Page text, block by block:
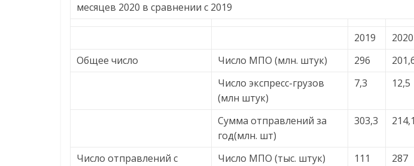
месяцев 2020 в сравнении с 2019
2019
2020
Общее число
Число МПО (млн. штук) 296
Число экспресс-грузов
(млн штук)
7,3 12,5
Сумма отправлений за
год(млн. шт)
303,3 214,1
Число отправлений с
Число МПО (тыс. штук) 111
287